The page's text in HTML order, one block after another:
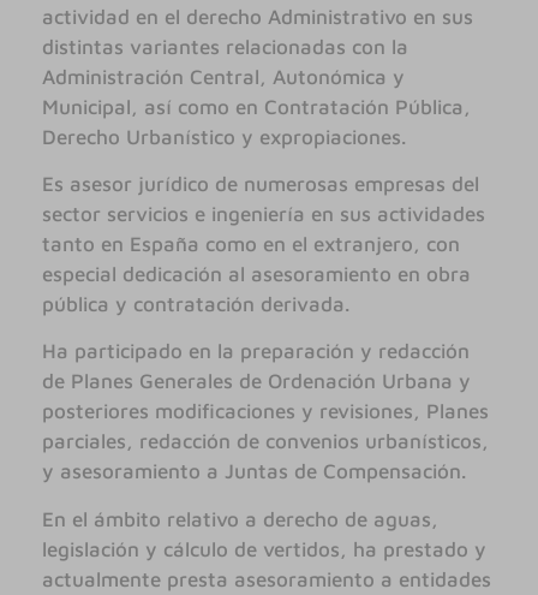
actividad en el derecho Administrativo en sus
distintas variantes relacionadas con la
Administración Central, Autonómica y
Municipal, así como en Contratación Pública,
Derecho Urbanístico y expropiaciones.
Es asesor jurídico de numerosas empresas del
sector servicios e ingeniería en sus actividades
tanto en España como en el extranjero, con
especial dedicación al asesoramiento en obra
pública y contratación derivada.
Ha participado en la preparación y redacción
de Planes Generales de Ordenación Urbana y
posteriores modificaciones y revisiones, Planes
parciales, redacción de convenios urbanísticos,
y asesoramiento a Juntas de Compensación.
En el ámbito relativo a derecho de aguas,
legislación y cálculo de vertidos, ha prestado y
actualmente presta asesoramiento a entidades